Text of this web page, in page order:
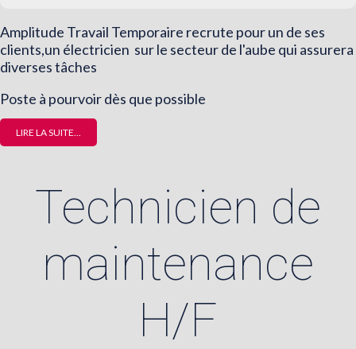
Amplitude Travail Temporaire recrute pour un de ses
clients,un électricien sur le secteur de l'aube qui assurera
diverses tâches
Poste à pourvoir dès que possible
LIRE LA SUITE...
Technicien de
maintenance
H/F